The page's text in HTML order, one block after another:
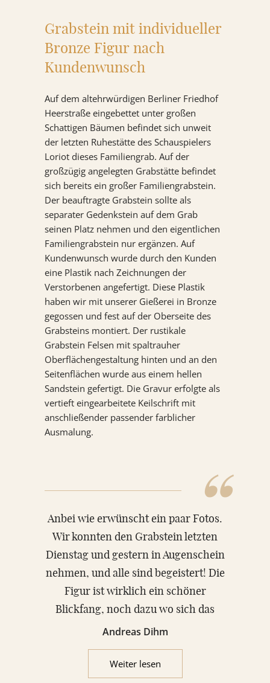
ÜBER UNS
VIDEOS
RATGEBER
KONTAKT
REFERENZEN
Grabstein mit individueller
Bronze Figur nach
Kundenwunsch
Auf dem altehrwürdigen Berliner Friedhof
Heerstraße eingebettet unter großen
Schattigen Bäumen befindet sich unweit
der letzten Ruhestätte des Schauspielers
Loriot dieses Familiengrab. Auf der
großzügig angelegten Grabstätte befindet
sich bereits ein großer Familiengrabstein.
Der beauftragte Grabstein sollte als
separater Gedenkstein auf dem Grab
seinen Platz nehmen und den eigentlichen
Familiengrabstein nur ergänzen. Auf
Kundenwunsch wurde durch den Kunden
eine Plastik nach Zeichnungen der
Verstorbenen angefertigt. Diese Plastik
haben wir mit unserer Gießerei in Bronze
gegossen und fest auf der Oberseite des
Grabsteins montiert. Der rustikale
Grabstein Felsen mit spaltrauher
Oberflächengestaltung hinten und an den
Seitenflächen wurde aus einem hellen
Sandstein gefertigt. Die Gravur erfolgte als
vertieft eingearbeitete Keilschrift mit
anschließender passender farblicher
Ausmalung.
“
Anbei wie erwünscht ein paar Fotos.
Wir konnten den Grabstein letzten
Dienstag und gestern in Augenschein
nehmen, und alle sind begeistert! Die
Figur ist wirklich ein schöner
Blickfang, noch dazu wo sich das
Grab an einer „verkehrsgünstigen
sich mit Farbe, Form und Figur auf
Andreas Dihm
Weiter lesen